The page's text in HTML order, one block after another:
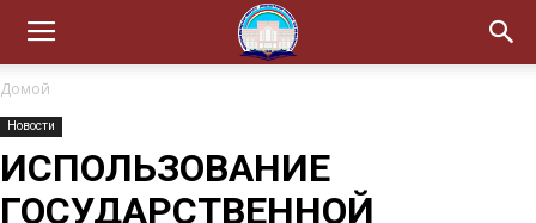
Домой
Новости
ИСПОЛЬЗОВАНИЕ
ГОСУДАРСТВЕННОЙ